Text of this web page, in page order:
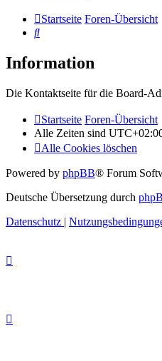
Startseite Foren-Übersicht
Suche
Information
Die Kontaktseite für die Board-
Startseite Foren-Übersicht
Alle Zeiten sind
Alle Cookies löschen
Powered by phpBB® Forum
Deutsche Übersetzung durch
Datenschutz |